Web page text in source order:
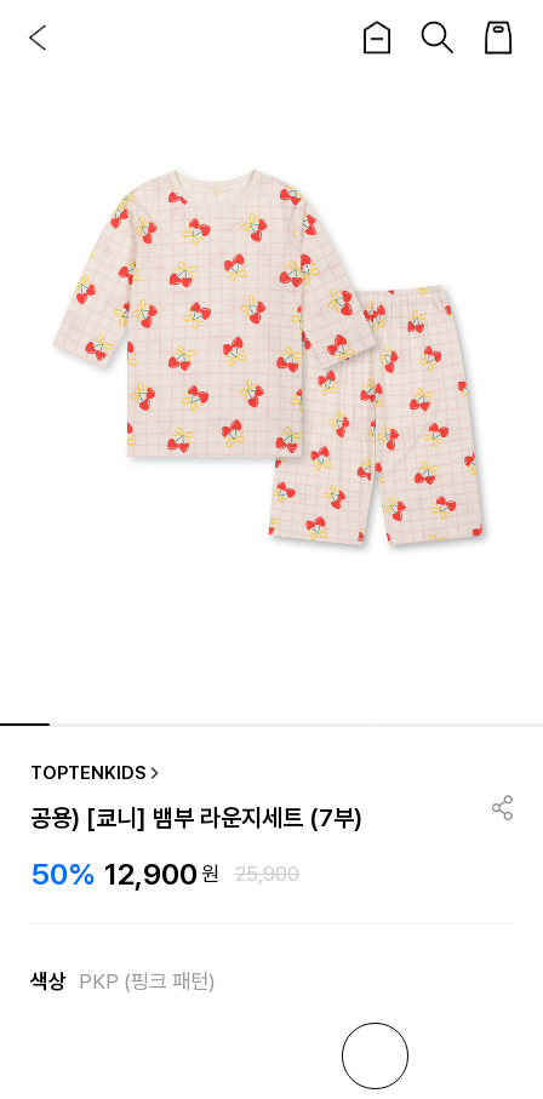
TOPTENKIDS
공용) [쿄니] 뱀부 라운지세트 (7부)
50% 12,900원 25,900
색상 PKP (핑크 패턴)